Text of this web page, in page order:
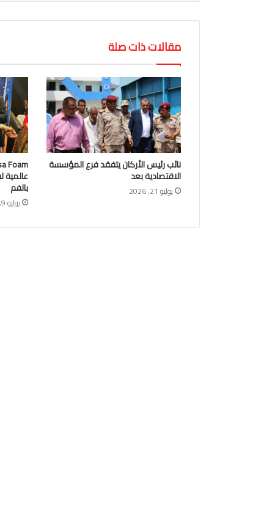
مقالات ذات صلة
نائب رئيس الأركان يتفقد فرع المؤسسة
الاقتصادية بعد
يوليو 21, 2026
عالمية
بالفم
يوليو 9, 2026